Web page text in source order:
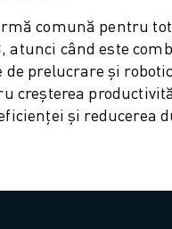
DE CREȘTEREA
» FANUC PORTAL
comună pentru tot
atunci când este
prelucrare și
creșterea
și reducerea